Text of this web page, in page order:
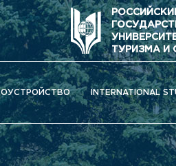
ТУРИЗМА И
INTERNATIONAL